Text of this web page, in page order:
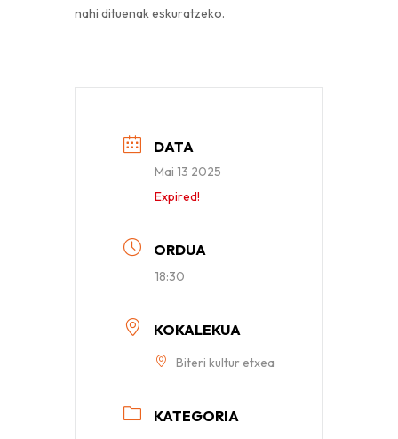
nahi dituenak eskuratzeko.
DATA
Mai 13 2025
Expired!
ORDUA
18:30
KOKALEKUA
Biteri kultur etxea
KATEGORIA